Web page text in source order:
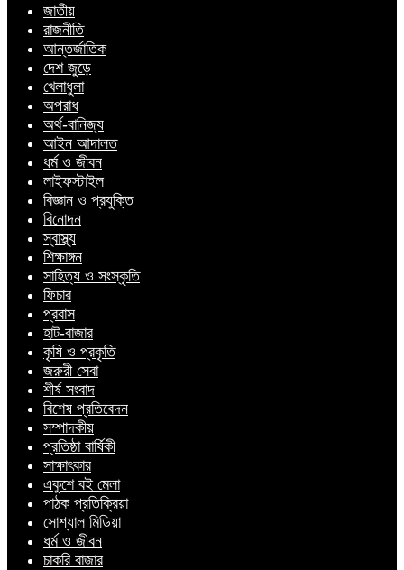
জাতীয়
রাজনীতি
আন্তর্জাতিক
দেশ জুড়ে
খেলাধুলা
অপরাধ
অর্থ-বানিজ্য
আইন আদালত
ধর্ম ও জীবন
লাইফস্টাইল
বিজ্ঞান ও প্রযুক্তি
বিনোদন
স্বাস্থ্য
শিক্ষাঙ্গন
সাহিত্য ও সংস্কৃতি
ফিচার
প্রবাস
হাট-বাজার
কৃষি ও প্রকৃতি
জরুরী সেবা
শীর্ষ সংবাদ
বিশেষ প্রতিবেদন
সম্পাদকীয়
প্রতিষ্ঠা বার্ষিকী
সাক্ষাৎকার
একুশে বই মেলা
পাঠক প্রতিক্রিয়া
সোশ্যাল মিডিয়া
ধর্ম ও জীবন
চাকরি বাজার